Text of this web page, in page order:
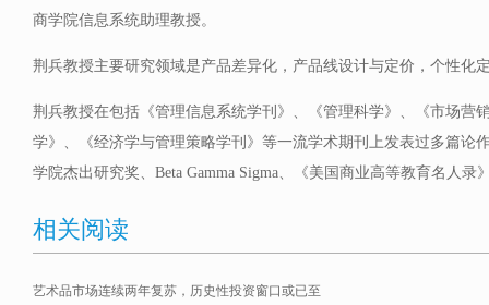
商学院信息系统助理教授。
荆兵教授主要研究领域是产品差异化，产品线设计与定价，个性化
荆兵教授在包括《管理信息系统学刊》、《管理科学》、《市场营
学》、《经济学与管理策略学刊》等一流学术期刊上发表过多篇论
学院杰出研究奖、Beta Gamma Sigma、《美国商业高等教育名人录
相关阅读
艺术品市场连续两年复苏，历史性投资窗口或已至